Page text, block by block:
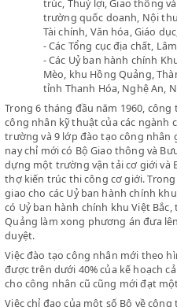
- Uỷ ban kế hoạch Nhà
- Các Bộ Lao động,
trúc, Thuỷ lợi, Giao
trường quốc doanh,
Tài chính, Văn hóa, Giáo
- Các Tổng cục địa chất,
- Các Uỷ ban hành
Mèo, khu Hồng Quảng,
tỉnh Thanh Hóa, Nghệ
Trong 6 tháng đầu năm 1960,
công nhân kỹ thuật của các
trường và 9 lớp đào tạo công
nay chỉ mới có Bộ Giao thông
dựng một trường vận tải cơ
thợ kiến trúc thi công cơ giới.
giao cho các Uỷ ban hành
có Uỷ ban hành chính khu Việt
Quảng làm xong phương án
duyệt.